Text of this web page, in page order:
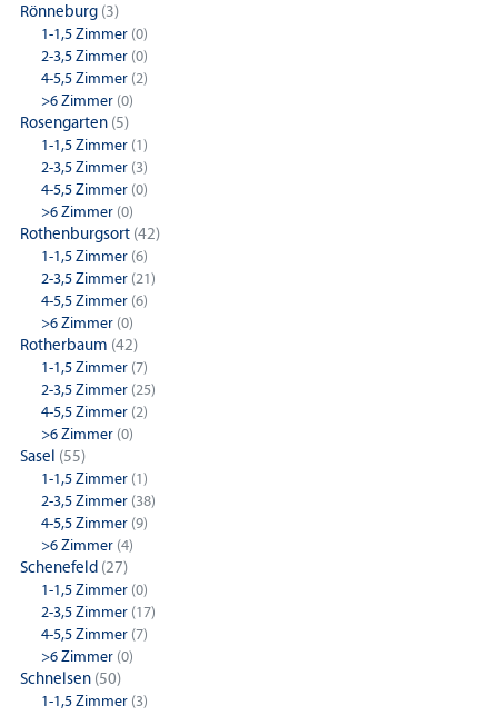
Rönneburg (3)
1-1,5 Zimmer (0)
2-3,5 Zimmer (0)
4-5,5 Zimmer (2)
>6 Zimmer (0)
Rosengarten (5)
1-1,5 Zimmer (1)
2-3,5 Zimmer (3)
4-5,5 Zimmer (0)
>6 Zimmer (0)
Rothenburgsort (42)
1-1,5 Zimmer (6)
2-3,5 Zimmer (21)
4-5,5 Zimmer (6)
>6 Zimmer (0)
Rotherbaum (42)
1-1,5 Zimmer (7)
2-3,5 Zimmer (25)
4-5,5 Zimmer (2)
>6 Zimmer (0)
Sasel (55)
1-1,5 Zimmer (1)
2-3,5 Zimmer (38)
4-5,5 Zimmer (9)
>6 Zimmer (4)
Schenefeld (27)
1-1,5 Zimmer (0)
2-3,5 Zimmer (17)
4-5,5 Zimmer (7)
>6 Zimmer (0)
Schnelsen (50)
1-1,5 Zimmer (3)